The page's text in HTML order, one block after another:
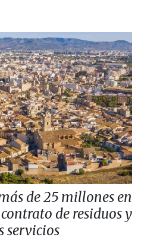
de 25 millones en
de residuos y
servicios